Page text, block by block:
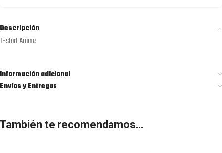
Descripción
T-shirt Anime
Información adicional
Envíos y Entregas
También te recomendamos…